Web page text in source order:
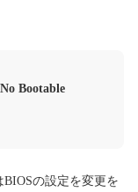
Bootable
BIOSの設定を変更を